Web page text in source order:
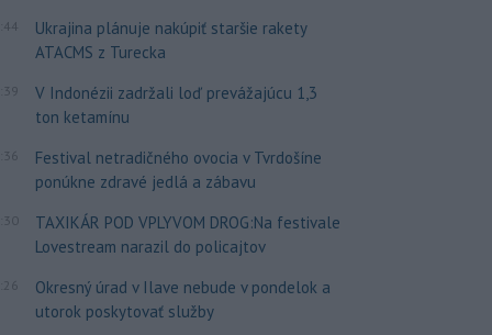
Ukrajina plánuje nakúpiť staršie rakety
ATACMS z Turecka
V Indonézii zadržali loď prevážajúcu 1,3
ton ketamínu
Festival netradičného ovocia v Tvrdošíne
ponúkne zdravé jedlá a zábavu
TAXIKÁR POD VPLYVOM DROG:Na festivale
Lovestream narazil do policajtov
Okresný úrad v Ilave nebude v pondelok a
utorok poskytovať služby